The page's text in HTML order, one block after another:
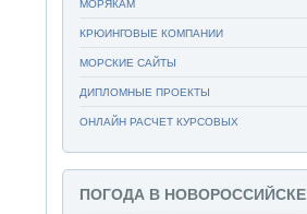
МОРЯКАМ
КРЮИНГОВЫЕ КОМПАНИИ
МОРСКИЕ САЙТЫ
ДИПЛОМНЫЕ ПРОЕКТЫ
ОНЛАЙН РАСЧЕТ КУРСОВЫХ
ПОГОДА В НОВОРОССИЙСКЕ